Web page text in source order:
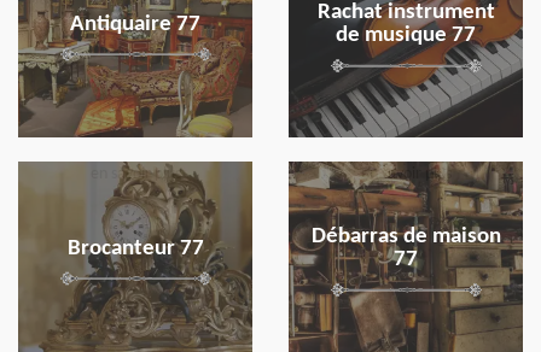
Antiquaire 77
Rachat instrument
de musique 77
Brocanteur 77
en savoir plus
Débarras de maison
77
en savoir plus